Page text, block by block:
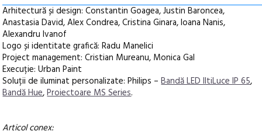
Arhitectură și design: Constantin Goagea, Justin Baroncea,
Anastasia David, Alex Condrea, Cristina Ginara, Ioana Nanis,
Alexandru Ivanof
Logo și identitate grafică: Radu Manelici
Project management: Cristian Mureanu, Monica Gal
Execuție: Urban Paint
Soluții de iluminat personalizate: Philips –Bandă LED IltiLuce IP 65,
Bandă Hue,Proiectoare MS Series.
Articol conex: